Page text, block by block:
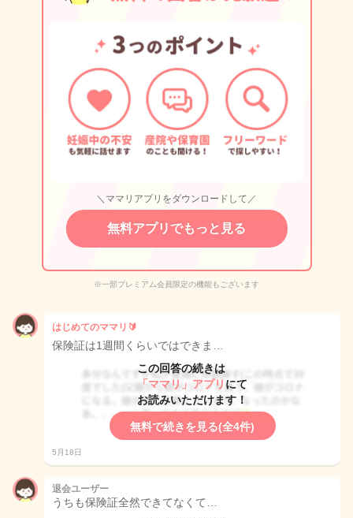
＼ママリアプリをダウンロードして／
無料アプリでもっと見る
※一部プレミアム会員限定の機能もございます
はじめてのママリ🔰
保険証は1週間くらいではできま…
この回答の続きは
「ママリ」アプリ にて
お読みいただけます！
無料で続きを見る(全4件)
5月18日
退会ユーザー
うちも保険証全然できてなくて…